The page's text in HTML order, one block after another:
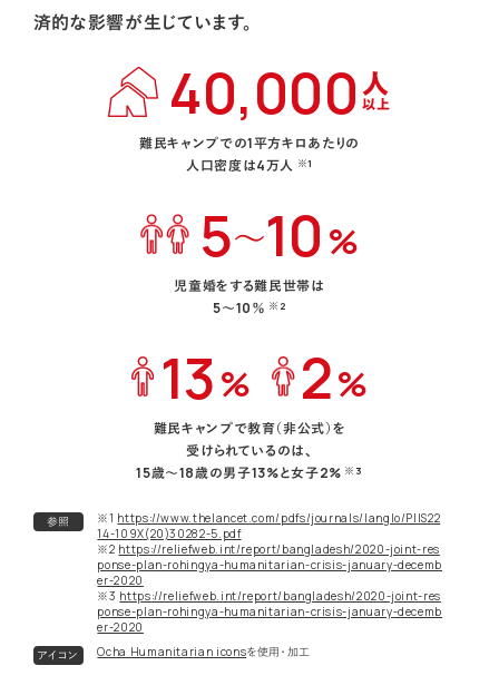
済的な影響が生じています。
40,000人
以上
難民キャンプでの1平方キロあたりの
人口密度は4万人 ※1
5〜10 %
児童婚をする難民世帯は
5〜10％ ※2
13% 2%
難民キャンプで教育（非公式）を
受けられているのは、
15歳〜18歳の男子13%と女子2% ※3
参照 ※1 https://www.thelancet.com/pdfs/journals/langlo/PIIS22
14-109X(20)30282-5.pdf
※2 https://reliefweb.int/report/bangladesh/2020-joint-res
ponse-plan-rohingya-humanitarian-crisis-january-decemb
er-2020
※3 https://reliefweb.int/report/bangladesh/2020-joint-res
ponse-plan-rohingya-humanitarian-crisis-january-decemb
er-2020
アイコン
Ocha Humanitarian iconsを使用・加工